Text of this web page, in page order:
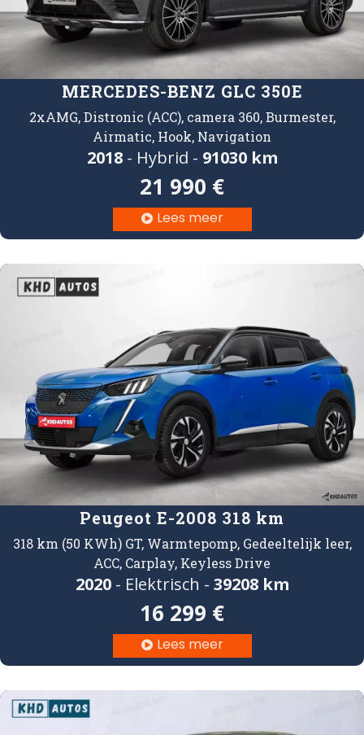
MERCEDES-BENZ GLC 350E
2xAMG, Distronic (ACC), camera 360, Burmester,
Airmatic, Hook, Navigation
2018- Hybrid - 91030 km
21 990 €
 Lees meer
Peugeot E-2008 318 km
318 km (50 KWh) GT, Warmtepomp, Gedeeltelijk leer,
ACC, Carplay, Keyless Drive
2020- Elektrisch - 39208 km
16 299 €
 Lees meer